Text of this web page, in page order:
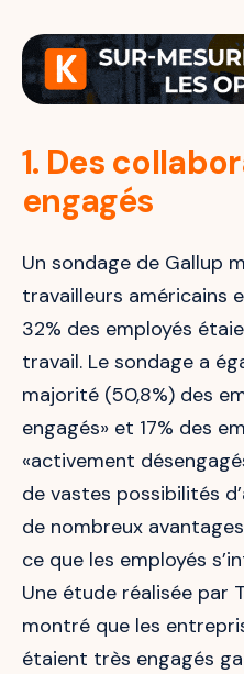
1. Des
engagés
Un sondage de Gallup
travailleurs américains
32% des employés
travail. Le sondage a
majorité (50,8%) des
engagés» et 17% des
«activement
de vastes possibilités
de nombreux
ce que les employés
Une étude réalisée par
montré que les
étaient très engagés